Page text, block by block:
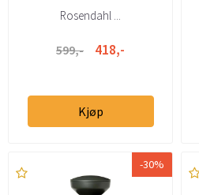
Rosendahl ...
599,- 418,-
Kjøp
-30%